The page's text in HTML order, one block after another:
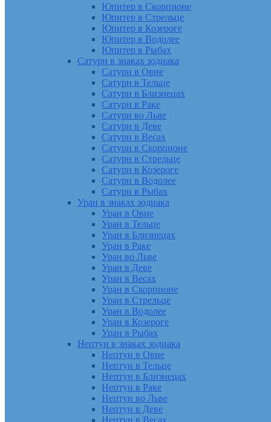
Юпитер в Скорпионе
Юпитер в Стрельце
Юпитер в Козероге
Юпитер в Водолее
Юпитер в Рыбах
Сатурн в знаках зодиака
Сатурн в Овне
Сатурн в Тельце
Сатурн в Близнецах
Сатурн в Раке
Сатурн во Льве
Сатурн в Деве
Сатурн в Весах
Сатурн в Скорпионе
Сатурн в Стрельце
Сатурн в Козероге
Сатурн в Водолее
Сатурн в Рыбах
Уран в знаках зодиака
Уран в Овне
Уран в Тельце
Уран в Близнецах
Уран в Раке
Уран во Льве
Уран в Деве
Уран в Весах
Уран в Скорпионе
Уран в Стрельце
Уран в Водолее
Уран в Козероге
Уран в Рыбах
Нептун в знаках зодиака
Нептун в Овне
Нептун в Тельце
Нептун в Близнецах
Нептун в Раке
Нептун во Льве
Нептун в Деве
Нептун в Весах